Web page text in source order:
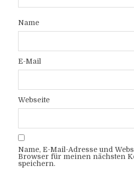
Name
E-Mail
Webseite
Name, E-Mail-Adresse und
Browser für meinen nächsten
speichern.